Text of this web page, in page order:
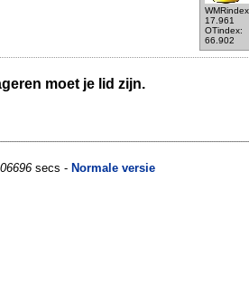
17.961
OTindex:
66.902
moet je lid zijn.
secs - Normale versie